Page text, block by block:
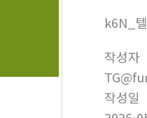
k6N_
작성자
작성일